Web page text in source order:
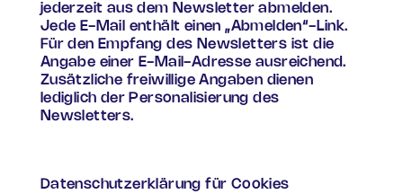
jederzeit aus dem Newsletter abmelden.
Jede E-Mail enthält einen „Abmelden“-Link.
Für den Empfang des Newsletters ist die
Angabe einer E-Mail-Adresse ausreichend.
Zusätzliche freiwillige Angaben dienen
lediglich der Personalisierung des
Newsletters.
Datenschutzerklärung für Cookies